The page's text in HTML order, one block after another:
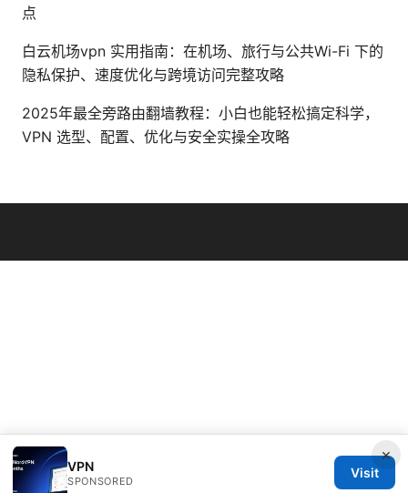
点
白云机场vpn 实用指南：在机场、旅行与公共Wi-Fi 下的
隐私保护、速度优化与跨境访问完整攻略
2025年最全旁路由翻墙教程：小白也能轻松搞定科学，
VPN 选型、配置、优化与安全实操全攻略
×
VPN
SPONSORED
Visit